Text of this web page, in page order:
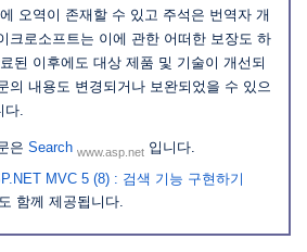
오역이 존재할 수 있고 주석은 번역자 개
크로소프트는 이에 관한 어떠한 보장도 하
된 이후에도 대상 제품 및 기술이 개선되
의 내용도 변경되거나 보완되었을 수 있으
다.
은 Search www.asp.net 입니다.
MVC 5 (8) : 검색 기능 구현하기
함께 제공됩니다.